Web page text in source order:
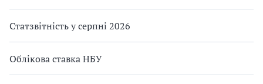
Статзвітність у серпні 2026
Облікова ставка НБУ